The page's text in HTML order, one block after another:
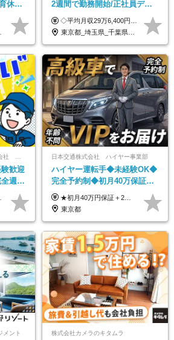
休実
2
2週間で勤務開始/正社員デビ
ュー歓迎/未経験9割以上/社員
寮・住宅手当あり
◇平均月収29万6,400円(各種手当含む) ◇住宅手当⇒最大家賃の半額支給 ◇賞与年2回支給 ■月給22万5,000円以上＋地域手当＋時間外手当＋住宅手当＋家族手当 ※経験やスキルに応じて給与を決定します ※試用期間2ヶ月あり（期間内は時給1,060円以上となります） └地域により上がる可能性があり／例：東京都時給1,370円 └その他待遇に差異なし ＜モデル月収例＞ 1年目：296,400円 3年目：320,000円 【固定残業代について】 なし（残業代は、実際の労働時間に応じて別途全額支給）
東京都_埼玉県_千葉県_愛知県_北海道_群馬県_長野県_富山県_石川県_静岡県_香川県_高知県_熊本県_長崎県_沖縄県
歓迎
週休
得支
日本交通株式会社 ハイヤー事業部
ハイヤー運転手◆未経験OK◆
完全予約制◆初月40万保証◆
平均年収600万◆約4ヶ月研修
あり◆運転は1日4hほど
★初月40万円保証＋2～6ヶ月目35万円保証 ★平均年収600万円 月給236,000円（一律手当含む）＋運転手当（運転した時間に応じて支給）＋残業代＋賞与年2回 ※基礎研修期間（10日間）は日給1万円を支給します ※試用期間中（3ヶ月）の給与・待遇に差異はありません ※残業代は全額支給します
東京都
メント 株式会社カメラのキタムラ